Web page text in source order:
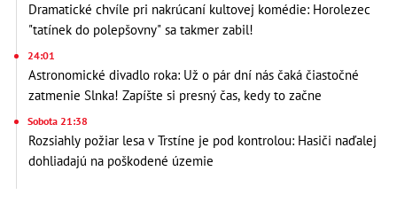
Dramatické chvíle pri nakrúcaní kultovej komédie: Horolezec
"tatínek do polepšovny" sa takmer zabil!
24:01
Astronomické divadlo roka: Už o pár dní nás čaká čiastočné
zatmenie Slnka! Zapíšte si presný čas, kedy to začne
Sobota 21:38
Rozsiahly požiar lesa v Trstíne je pod kontrolou: Hasiči naďalej
dohliadajú na poškodené územie